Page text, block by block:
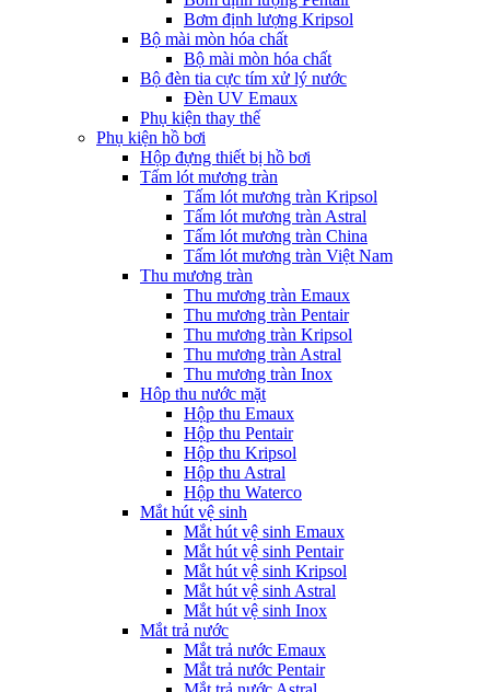
Bơm định lượng Kripsol
Bộ mài mòn hóa chất
Bộ mài mòn hóa chất
Bộ đèn tia cực tím xử lý nước
Đèn UV Emaux
Phụ kiện thay thế
Phụ kiện hồ bơi
Hộp đựng thiết bị hồ bơi
Tấm lót mương tràn
Tấm lót mương tràn Kripsol
Tấm lót mương tràn Astral
Tấm lót mương tràn China
Tấm lót mương tràn Việt Nam
Thu mương tràn
Thu mương tràn Emaux
Thu mương tràn Pentair
Thu mương tràn Kripsol
Thu mương tràn Astral
Thu mương tràn Inox
Hôp thu nước mặt
Hộp thu Emaux
Hộp thu Pentair
Hộp thu Kripsol
Hộp thu Astral
Hộp thu Waterco
Mắt hút vệ sinh
Mắt hút vệ sinh Emaux
Mắt hút vệ sinh Pentair
Mắt hút vệ sinh Kripsol
Mắt hút vệ sinh Astral
Mắt hút vệ sinh Inox
Mắt trả nước
Mắt trả nước Emaux
Mắt trả nước Pentair